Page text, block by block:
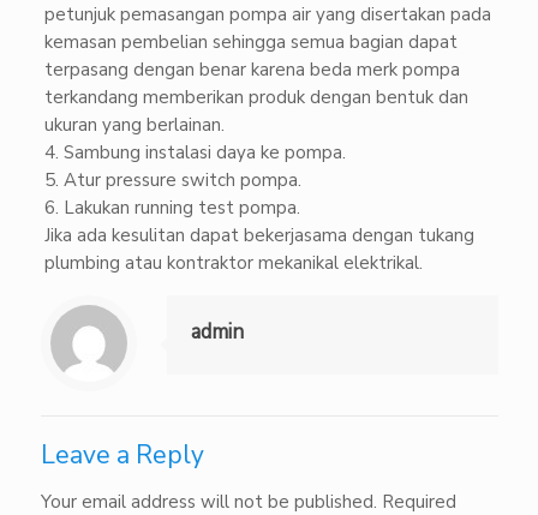
petunjuk pemasangan pompa air yang disertakan pada
kemasan pembelian sehingga semua bagian dapat
terpasang dengan benar karena beda merk pompa
terkandang memberikan produk dengan bentuk dan
ukuran yang berlainan.
4. Sambung instalasi daya ke pompa.
5. Atur pressure switch pompa.
6. Lakukan running test pompa.
Jika ada kesulitan dapat bekerjasama dengan tukang
plumbing atau kontraktor mekanikal elektrikal.
admin
Leave a Reply
Your email address will not be published. Required